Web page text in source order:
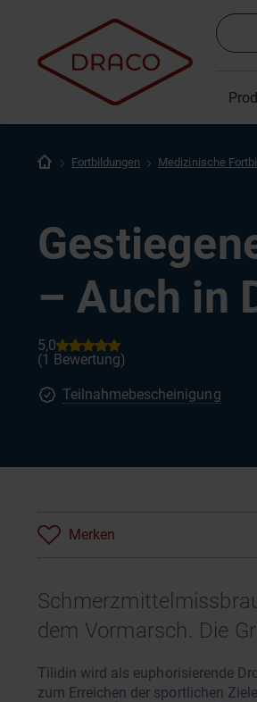
Fortbildungen Medizinische
– Auch in
Teilnahmebescheinigung
Merken
dem Vormarsch. Die
Tilidin wird als euphorisierende
zum Erreichen der sportlichen